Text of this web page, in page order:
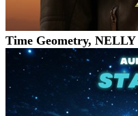
Time Geometry,